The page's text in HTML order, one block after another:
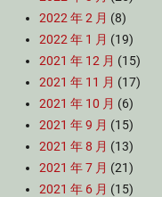
2022 年 2 月 (8)
2022 年 1 月 (19)
2021 年 12 月 (15)
2021 年 11 月 (17)
2021 年 10 月 (6)
2021 年 9 月 (15)
2021 年 8 月 (13)
2021 年 7 月 (21)
2021 年 6 月 (15)